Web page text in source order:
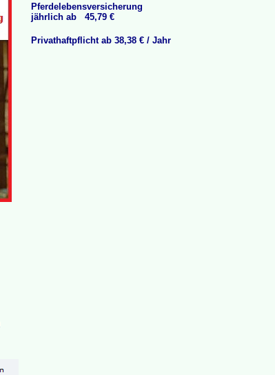
Pferdelebensversicherung
jährlich ab 45,79 €
Privathaftpflicht ab 38,38 € / Jahr